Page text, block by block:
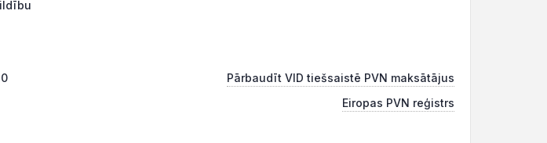
Pārbaudīt VID tiešsaistē PVN maksātājus
Eiropas PVN reģistrs